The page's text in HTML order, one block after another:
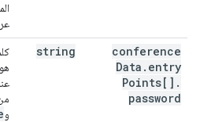
conference
Data . entry
Points[] .
password
string
هو 128 حرفًا.
و